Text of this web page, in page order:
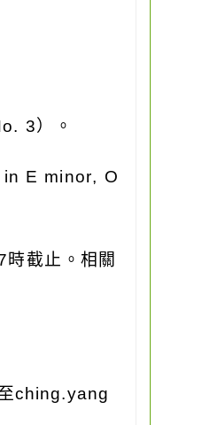
3）。
E minor, O
時截止。相關
ching.yang